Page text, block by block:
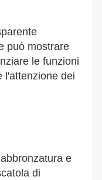
può mostrare
le funzioni
l'attenzione dei
e
di